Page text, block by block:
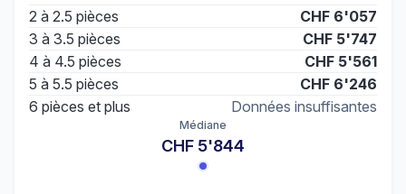
2 à 2.5 pièces
CHF 6'057
3 à 3.5 pièces
CHF 5'747
4 à 4.5 pièces
CHF 5'561
5 à 5.5 pièces
CHF 6'246
6 pièces et plus
Données insuffisantes
Médiane
CHF 5'844